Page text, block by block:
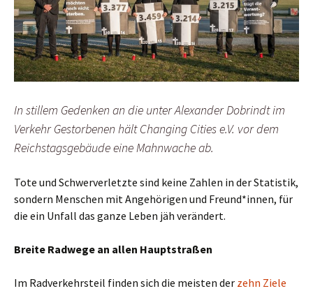
In stillem Gedenken an die unter Alexander Dobrindt im
Verkehr Gestorbenen hält Changing Cities e.V. vor dem
Reichstagsgebäude eine Mahnwache ab.
Tote und Schwerverletzte sind keine Zahlen in der Statistik,
sondern Menschen mit Angehörigen und Freund*innen, für
die ein Unfall das ganze Leben jäh verändert.
Breite Radwege an allen Hauptstraßen
Im Radverkehrsteil finden sich die meisten der zehn Ziele